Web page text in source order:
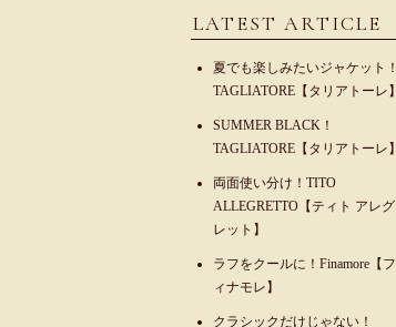
LATEST ARTICLE
夏でも楽しみたいジャケット！
TAGLIATORE【タリアトーレ】
SUMMER BLACK！
TAGLIATORE【タリアトーレ】
両面使い分け！TITO
ALLEGRETTO【ティト アレグ
レット】
ラフをクールに！Finamore【フ
ィナモレ】
クラシックだけじゃない！